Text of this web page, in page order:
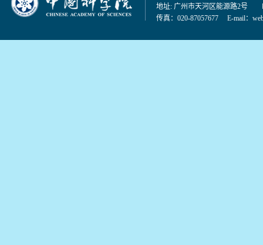
地址: 广州市天河区能源路2号
传真：020-87057677 E-mail：